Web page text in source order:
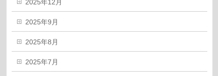
2025年12月
2025年9月
2025年8月
2025年7月